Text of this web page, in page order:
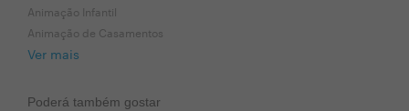
Animação Infantil
Animação de Casamentos
Ver mais
Poderá também gostar